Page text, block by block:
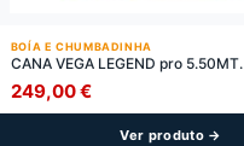
BOÍA E CHUMBADINHA
CANA VEGA LEGEND pro 5.50MT.
249,00€
Ver produto →